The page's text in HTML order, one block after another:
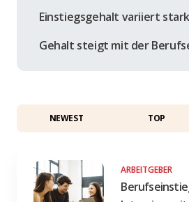
Einstiegsgehalt variiert
Gehalt steigt mit der
NEWEST TOP
ARBEITGEBER